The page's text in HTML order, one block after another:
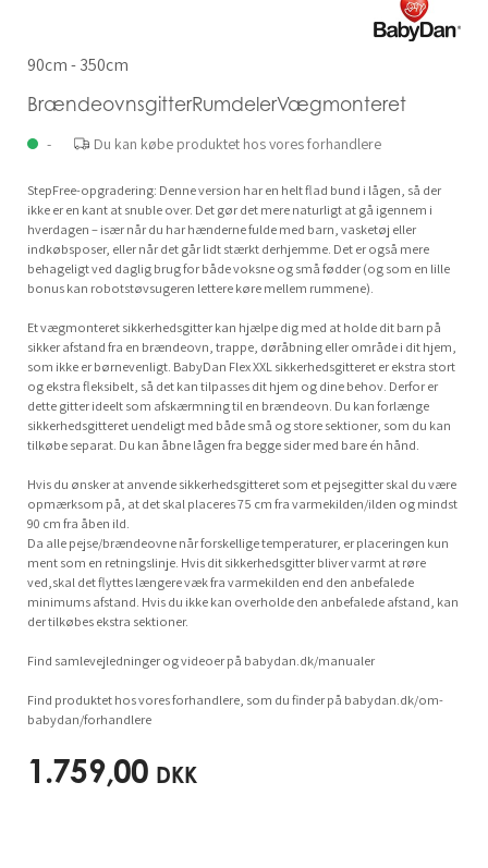
90cm - 350cm
BrændeovnsgitterRumdelerVægmonteret
- Du kan købe produktet hos vores forhandlere
StepFree-opgradering: Denne version har en helt flad bund i lågen, så der
ikke er en kant at snuble over. Det gør det mere naturligt at gå igennem i
hverdagen – især når du har hænderne fulde med barn, vasketøj eller
indkøbsposer, eller når det går lidt stærkt derhjemme. Det er også mere
behageligt ved daglig brug for både voksne og små fødder (og som en lille
bonus kan robotstøvsugeren lettere køre mellem rummene).
Et vægmonteret sikkerhedsgitter kan hjælpe dig med at holde dit barn på
sikker afstand fra en brændeovn, trappe, døråbning eller område i dit hjem,
som ikke er børnevenligt. BabyDan Flex XXL sikkerhedsgitteret er ekstra stort
og ekstra fleksibelt, så det kan tilpasses dit hjem og dine behov. Derfor er
dette gitter ideelt som afskærmning til en brændeovn. Du kan forlænge
sikkerhedsgitteret uendeligt med både små og store sektioner, som du kan
tilkøbe separat. Du kan åbne lågen fra begge sider med bare én hånd.
Hvis du ønsker at anvende sikkerhedsgitteret som et pejsegitter skal du være
opmærksom på, at det skal placeres 75 cm fra varmekilden/ilden og mindst
90 cm fra åben ild.
Da alle pejse/brændeovne når forskellige temperaturer, er placeringen kun
ment som en retningslinje. Hvis dit sikkerhedsgitter bliver varmt at røre
ved,skal det flyttes længere væk fra varmekilden end den anbefalede
minimums afstand. Hvis du ikke kan overholde den anbefalede afstand, kan
der tilkøbes ekstra sektioner.
Find samlevejledninger og videoer på babydan.dk/manualer
Find produktet hos vores forhandlere, som du finder på babydan.dk/om-
babydan/forhandlere
1.759,00 DKK